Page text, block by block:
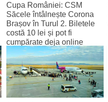
Cupa României: CSM
Săcele întâlnește Corona
Brașov în Turul 2. Biletele
costă 10 lei și pot fi
cumpărate deja online
4 August 2026